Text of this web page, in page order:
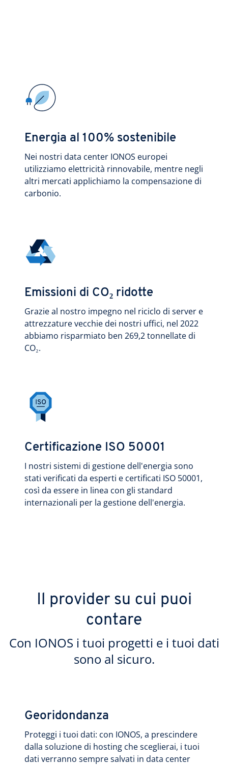
Energia al 100% sostenibile
Nei nostri data center IONOS europei
utilizziamo elettricità rinnovabile, mentre negli
altri mercati applichiamo la compensazione di
carbonio.
Emissioni di CO₂ ridotte
Grazie al nostro impegno nel riciclo di server e
attrezzature vecchie dei nostri uffici, nel 2022
abbiamo risparmiato ben 269,2 tonnellate di
CO₂.
Certificazione ISO 50001
I nostri sistemi di gestione dell'energia sono
stati verificati da esperti e certificati ISO 50001,
così da essere in linea con gli standard
internazionali per la gestione dell'energia.
Il provider su cui puoi
contare
Con IONOS i tuoi progetti e i tuoi dati
sono al sicuro.
Georidondanza
Proteggi i tuoi dati: con IONOS, a prescindere
dalla soluzione di hosting che sceglierai, i tuoi
dati verranno sempre salvati in data center